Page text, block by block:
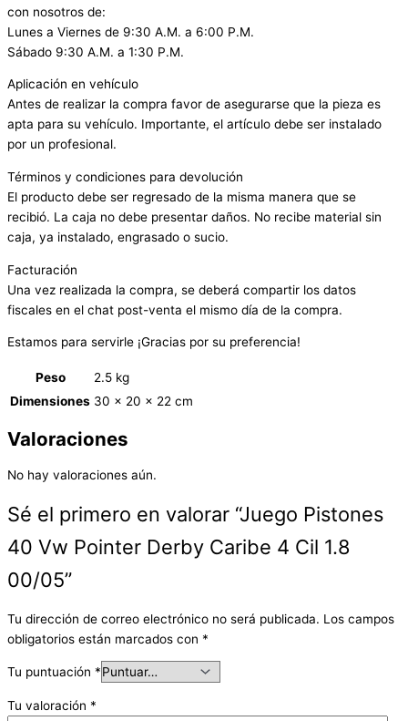
con nosotros de:
Lunes a Viernes de 9:30 A.M. a 6:00 P.M.
Sábado 9:30 A.M. a 1:30 P.M.
Aplicación en vehículo
Antes de realizar la compra favor de asegurarse que la pieza es
apta para su vehículo. Importante, el artículo debe ser instalado
por un profesional.
Términos y condiciones para devolución
El producto debe ser regresado de la misma manera que se
recibió. La caja no debe presentar daños. No recibe material sin
caja, ya instalado, engrasado o sucio.
Facturación
Una vez realizada la compra, se deberá compartir los datos
fiscales en el chat post-venta el mismo día de la compra.
Estamos para servirle ¡Gracias por su preferencia!
Peso
2.5 kg
Dimensiones 30 × 20 × 22 cm
Valoraciones
No hay valoraciones aún.
Sé el primero en valorar “Juego Pistones
40 Vw Pointer Derby Caribe 4 Cil 1.8
00/05”
Tu dirección de correo electrónico no será publicada. Los campos
obligatorios están marcados con *
Tu puntuación *
Tu valoración *